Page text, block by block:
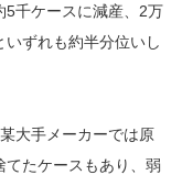
5千ケースに減産、2万
ずれも約半分位いし
大手メーカーでは原
てたケースもあり、弱